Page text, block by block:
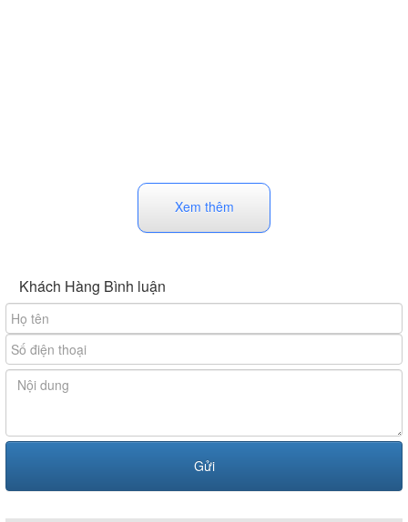
Xem thêm
Khách Hàng Bình luận